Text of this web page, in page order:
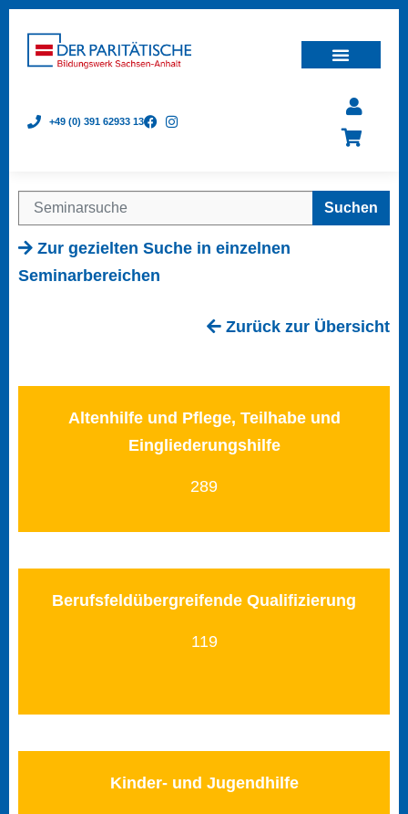
+49 (0) 391 62933 13
Suchen
Zur gezielten Suche in einzelnen
Seminarbereichen
Zurück zur Übersicht
Altenhilfe und Pflege, Teilhabe und
Eingliederungshilfe
289
Berufsfeldübergreifende Qualifizierung
119
Kinder- und Jugendhilfe